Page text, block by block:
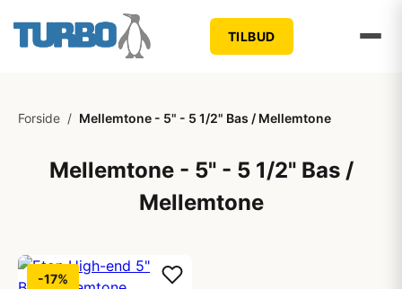
TILBUD
Forside / Mellemtone - 5" - 5 1/2" Bas / Mellemtone
Mellemtone - 5" - 5 1/2" Bas /
Mellemtone
-17%